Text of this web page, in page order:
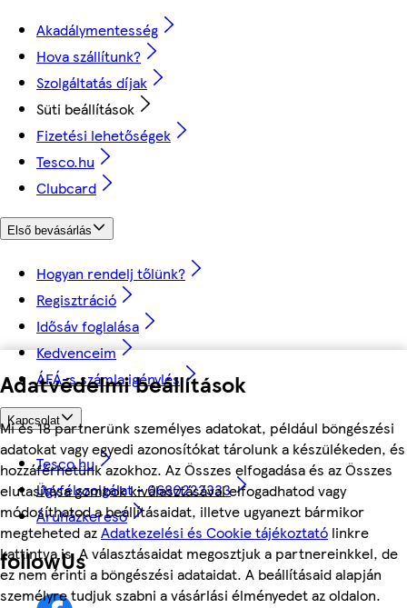
Adatvédelmi beállítások
Mi és 18 partnerünk személyes adatokat, például böngészési
adatokat vagy egyedi azonosítókat tárolunk a készülékeden, és
hozzáférhetünk azokhoz. Az Összes elfogadása és az Összes
elutasítása gombok kiválasztásával elfogadhatod vagy
módosíthatod a beállításaidat, illetve ugyanezt bármikor
megteheted azAdatkezelési és Cookie tájékoztató linkre
kattintva is. A választásaidat megosztjuk a partnereinkkel, de
ez nem érinti a böngészési adataidat. A beállításaid alapján
személyre tudjuk szabni a vásárlási élményedet az oldalon.
Akadálymentesség
Hova szállítunk?
Szolgáltatás díjak
Süti beállítások
Fizetési lehetőségek
Tesco.hu
Clubcard
Első bevásárlás
Hogyan rendelj tőlünk?
Regisztráció
Idősáv foglalása
Kedvenceim
ÁFÁ-s számla igénylés
Kapcsolat
Tesco.hu
Ügyfélszolgálat - 0680222333
Áruházkereső
followUs